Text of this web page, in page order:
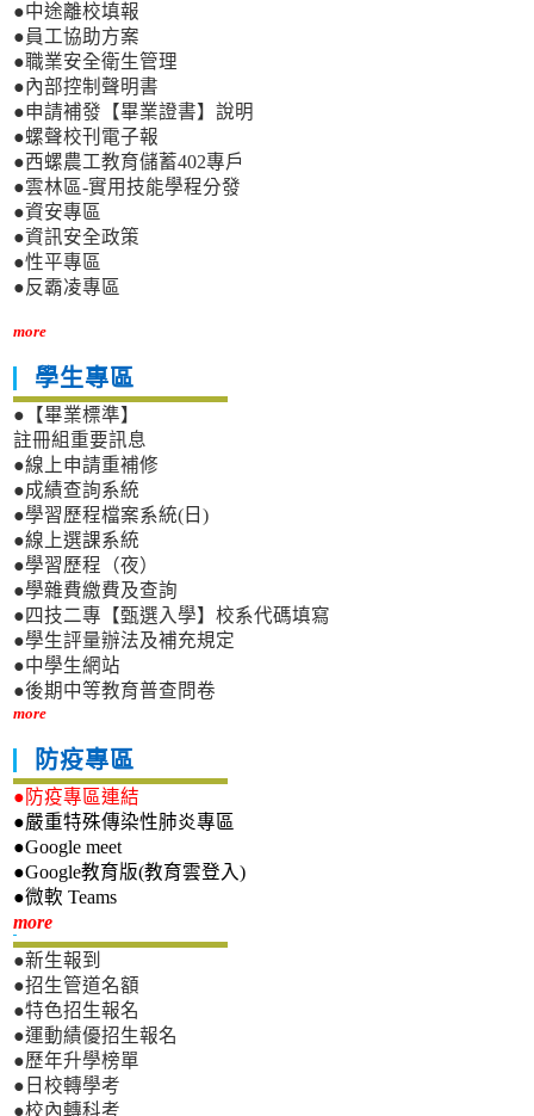
●中途離校填報
●員工協助方案
●職業安全衛生管理
●內部控制聲明書
●申請補發【畢業證書】說明
●螺聲校刊電子報
●西螺農工教育儲蓄402專戶
●雲林區-實用技能學程分發
●資安專區
●資訊安全政策
●性平專區
●反霸凌專區
more
學生專區
●【畢業標準】
註冊組重要訊息
●線上申請重補修
●成績查詢系統
●學習歷程檔案系統(日)
●線上選課系統
●學習歷程（夜）
●學雜費繳費及查詢
●四技二專【甄選入學】校系代碼填寫
●學生評量辦法及補充規定
●中學生網站
●後期中等教育普查問卷
more
防疫專區
●防疫專區連結
●嚴重特殊傳染性肺炎專區
●Google meet
●Google教育版(教育雲登入)
●微軟 Teams
more新生專區
●新生報到
●招生管道名額
●特色招生報名
●運動績優招生報名
●歷年升學榜單
●日校轉學考
●校內轉科考